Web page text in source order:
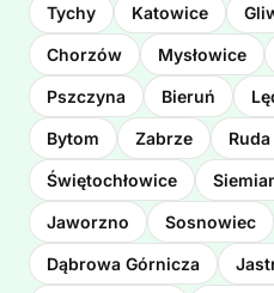
Tychy Katowice
Chorzów Mysłowice
Pszczyna Bieruń
Bytom Zabrze
Świętochłowice
Jaworzno Sosnowiec
Dąbrowa Górnicza